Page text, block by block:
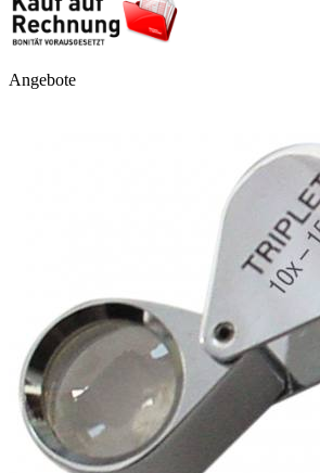
Angebote